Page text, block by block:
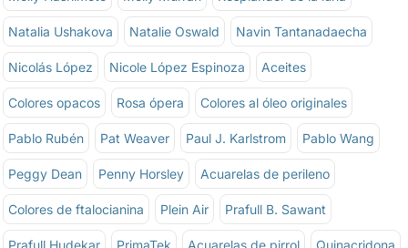
Natalia Ushakova Natalie Oswald Navin Tantanadaecha
Nicolás López Nicole López Espinoza Aceites
Colores opacos Rosa ópera Colores al óleo originales
Pablo Rubén Pat Weaver Paul J. Karlstrom Pablo Wang
Peggy Dean Penny Horsley Acuarelas de perileno
Colores de ftalocianina Plein Air Prafull B. Sawant
Prafull Hudekar PrimaTek Acuarelas de pirrol Quinacridona